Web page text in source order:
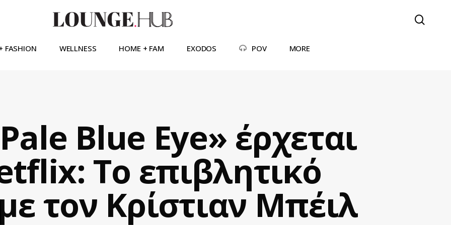
FASHION WELLNESS HOME + FAM EXODOS POV MORE
Blue Eye» έρχεται
Το επιβλητικό
τον Κρίστιαν Μπέιλ